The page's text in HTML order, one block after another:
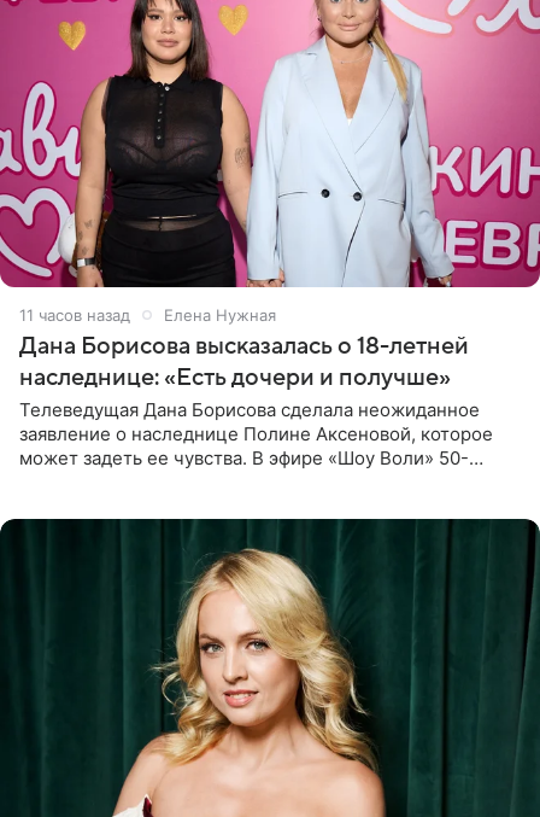
11 часов назад Елена Нужная
Дана Борисова высказалась о 18-летней
наследнице: «Есть дочери и получше»
Телеведущая Дана Борисова сделала неожиданное
заявление о наследнице Полине Аксеновой, которое
может задеть ее чувства. В эфире «Шоу Воли» 50-